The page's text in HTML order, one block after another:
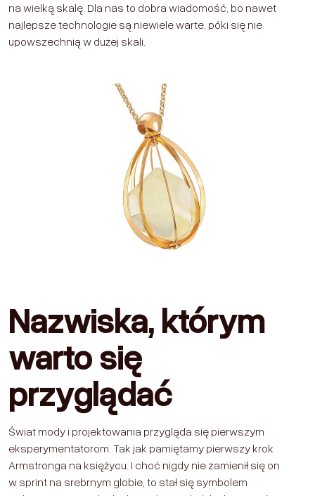
na wielką skalę. Dla nas to dobra wiadomość, bo nawet
najlepsze technologie są niewiele warte, póki się nie
upowszechnią w dużej skali.
Nazwiska, którym
warto się
przyglądać
Świat mody i projektowania przygląda się pierwszym
eksperymentatorom. Tak jak pamiętamy pierwszy krok
Armstronga na księżycu. I choć nigdy nie zamienił się on
w sprint na srebrnym globie, to stał się symbolem